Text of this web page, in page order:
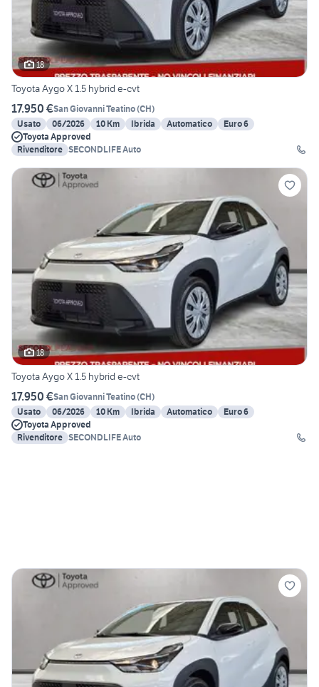
18
Toyota Aygo X 1.5 hybrid e-cvt
17.950 €San Giovanni Teatino(CH)
Usato
06/2026 10 Km Ibrida Automatico
Euro 6
Toyota Approved
Rivenditore SECONDLIFE Auto
18
Toyota Aygo X 1.5 hybrid e-cvt
17.950 €San Giovanni Teatino(CH)
Usato
06/2026 10 Km Ibrida Automatico
Euro 6
Toyota Approved
Rivenditore SECONDLIFE Auto